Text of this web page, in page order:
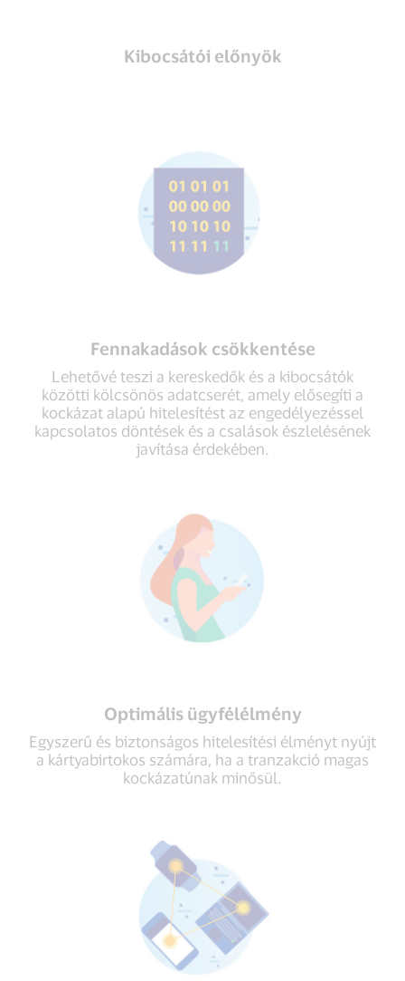
Kibocsátói előnyök
Fennakadások csökkentése
Lehetővé teszi a kereskedők és a kibocsátók
közötti kölcsönös adatcserét, amely elősegíti a
kockázat alapú hitelesítést az engedélyezéssel
kapcsolatos döntések és a csalások észlelésének
javítása érdekében.
Optimális ügyfélélmény
Egyszerű és biztonságos hitelesítési élményt nyújt
a kártyabirtokos számára, ha a tranzakció magas
kockázatúnak minősül.